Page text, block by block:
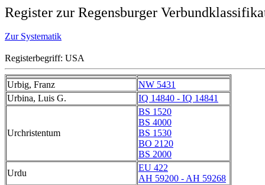
Register zur Regensburger
Zur Systematik
Registerbegriff: USA
Urbig, Franz
NW 5431
Urbina, Luis G.
IQ 14840 - IQ 14841
Urchristentum
BS 1520
BS 4000
BS 1530
BO 2120
BS 2000
Urdu
EU 422
AH 59200 - AH 59268